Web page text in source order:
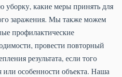
какие меры принять для
заражения. Мы также можем
профилактические
провести повторный
результата, если того
или особенности объекта. Наша